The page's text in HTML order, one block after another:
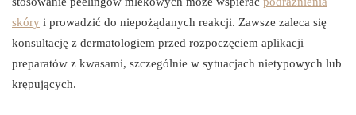
skóry i prowadzić do niepożądanych reakcji. Zawsze zaleca się
konsultację z dermatologiem przed rozpoczęciem aplikacji
preparatów z kwasami, szczególnie w sytuacjach nietypowych lub
krępujących.